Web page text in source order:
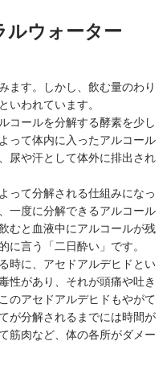
ルウォーター
ます。しかし、飲む量のわり
いわれています。
コールを分解する酵素を少し
って体内に入ったアルコール
尿や汗として体外に排出され
って分解される仕組みになっ
一度に分解できるアルコール
むと血液中にアルコールが残
に言う「二日酔い」です。
時に、アセドアルデヒドとい
性があり、それが頭痛や吐き
のアセドアルデヒドもやがて
が分解されるまでには時間が
筋肉など、体の各所がダメー